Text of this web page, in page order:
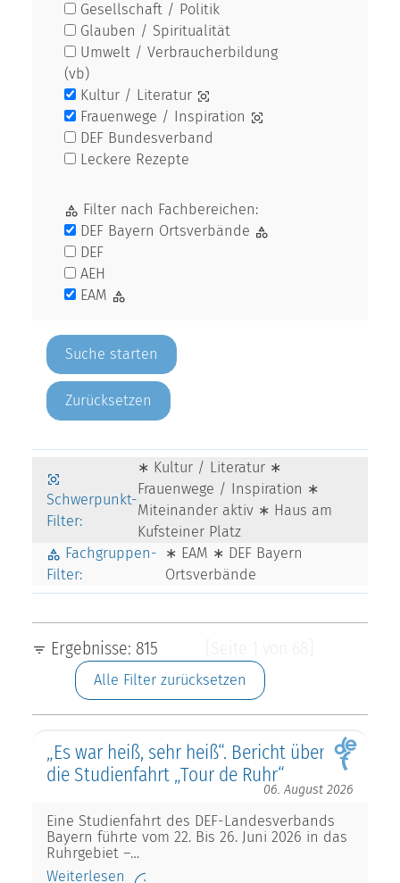
Gesellschaft / Politik
Glauben / Spiritualität
Umwelt / Verbraucherbildung
(vb)
Kultur / Literatur
Frauenwege / Inspiration
DEF Bundesverband
Leckere Rezepte
Filter nach Fachbereichen:
DEF Bayern Ortsverbände
DEF
AEH
EAM
Zurücksetzen
Schwerpunkt-
Filter:
∗ Kultur / Literatur ∗
Frauenwege / Inspiration ∗
Miteinander aktiv ∗ Haus am
Kufsteiner Platz
Fachgruppen-
Filter:
∗ EAM ∗ DEF Bayern
Ortsverbände
Ergebnisse: 815
Alle Filter zurücksetzen
„Es war heiß, sehr heiß“. Bericht über
die Studienfahrt „Tour de Ruhr“
06. August 2026
Eine Studienfahrt des DEF-Landesverbands
Bayern führte vom 22. Bis 26. Juni 2026 in das
Ruhrgebiet –…
Weiterlesen